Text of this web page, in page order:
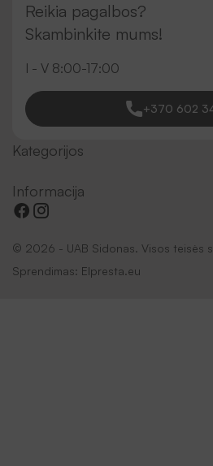
Reikia pagalbos?
Skambinkite mums!
I - V 8:00-17:00
+370 602
Kategorijos
Informacija
© 2026 - UAB Sidonas. Visos teisės
Sprendimas: Elpresta.eu